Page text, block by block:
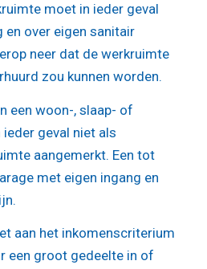
moet in ieder geval
en over eigen sanitair
neer dat de werkruimte
zou kunnen worden.
een woon-, slaap- of
geval niet als
aangemerkt. Een tot
met eigen ingang en
aan het inkomenscriterium
een groot gedeelte in of